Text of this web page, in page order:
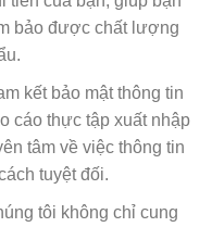
bảo được chất lượng
kết bảo mật thông tin
cáo thực tập xuất nhập
tâm về việc thông tin
tuyệt đối.
tôi không chỉ cung